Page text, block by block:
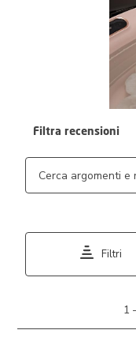
Filtra recensioni
Cerca argomenti e
Filtri
3
1